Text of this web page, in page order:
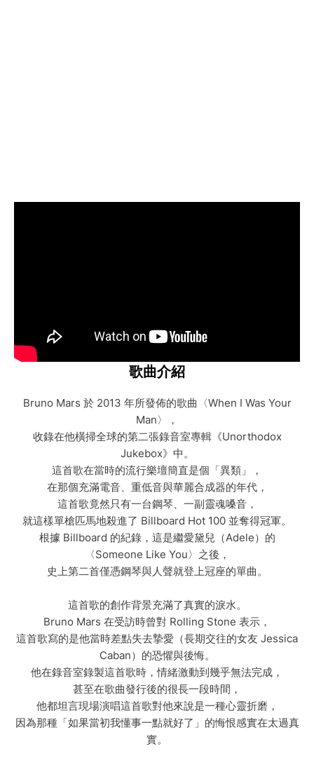
歌曲介紹
Bruno Mars 於 2013 年所發佈的歌曲〈When I Was Your
Man〉，
收錄在他橫掃全球的第二張錄音室專輯《Unorthodox
Jukebox》中。
這首歌在當時的流行樂壇簡直是個「異類」，
在那個充滿電音、重低音與華麗合成器的年代，
這首歌竟然只有一台鋼琴、一副靈魂嗓音，
就這樣單槍匹馬地殺進了 Billboard Hot 100 並奪得冠軍。
根據 Billboard 的紀錄，這是繼愛黛兒（Adele）的
〈Someone Like You〉之後，
史上第二首僅憑鋼琴與人聲就登上冠座的單曲。
這首歌的創作背景充滿了真實的淚水。
Bruno Mars 在受訪時曾對 Rolling Stone 表示，
這首歌寫的是他當時差點失去摯愛（長期交往的女友 Jessica
Caban）的恐懼與後悔。
他在錄音室錄製這首歌時，情緒激動到幾乎無法完成，
甚至在歌曲發行後的很長一段時間，
他都坦言現場演唱這首歌對他來說是一種心靈折磨，
因為那種「如果當初我懂事一點就好了」的悔恨感實在太過真
實。